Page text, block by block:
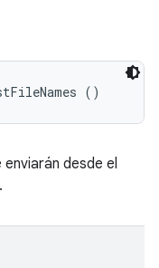
()
desde el